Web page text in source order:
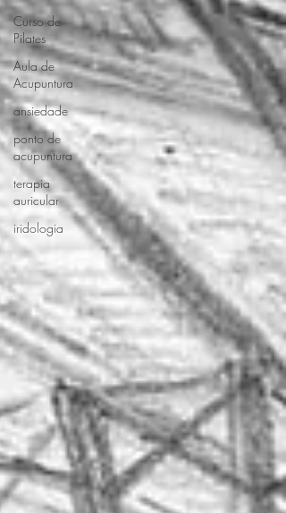
Curso de
Pilates
Aula de
Acupuntura
ansiedade
ponto de
acupuntura
terapia
auricular
iridologia